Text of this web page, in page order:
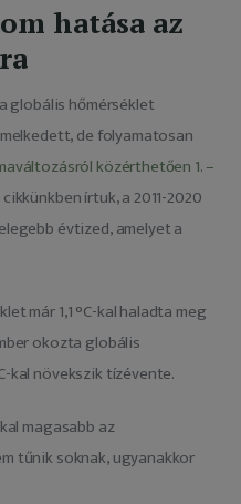
hatása az
globális hőmérséklet
de folyamatosan
közérthetően 1. –
írtuk, a 2011-2020
évtized, amelyet a
már 1,1 °C-kal haladta meg
okozta globális
kal növekszik tízévente.
magasabb az
tűnik soknak, ugyanakkor